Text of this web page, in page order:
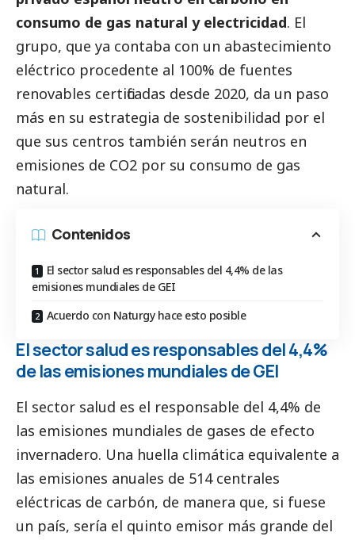
consumo de gas natural y electricidad. El
grupo, que ya contaba con un abastecimiento
eléctrico procedente al 100% de fuentes
renovables certificadas desde 2020, da un paso
más en su estrategia de sostenibilidad por el
que sus centros también serán neutros en
emisiones de CO2 por su consumo de gas
natural.
Contenidos
El sector salud es responsables del 4,4% de las
emisiones mundiales de GEI
Acuerdo con Naturgy hace esto posible
El sector salud es responsables del 4,4%
de las emisiones mundiales de GEI
El sector salud es el responsable del 4,4% de
las emisiones mundiales de gases de efecto
invernadero. Una huella climática equivalente a
las emisiones anuales de 514 centrales
eléctricas de carbón, de manera que, si fuese
un país, sería el quinto emisor más grande del